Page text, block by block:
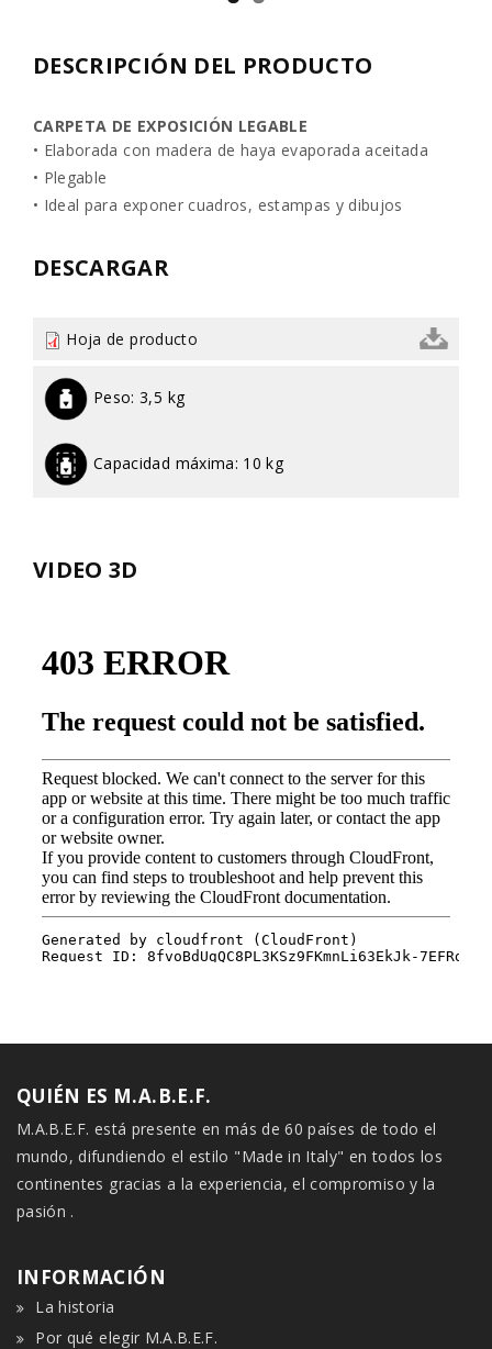
DESCRIPCIÓN DEL PRODUCTO
CARPETA DE EXPOSICIÓN LEGABLE
• Elaborada con madera de haya evaporada aceitada
• Plegable
• Ideal para exponer cuadros, estampas y dibujos
DESCARGAR
Hoja de producto
Peso:3,5 kg
Capacidad máxima: 10 kg
VIDEO 3D
QUIÉN ES M.A.B.E.F.
M.A.B.E.F. está presente en más de 60 países de todo el
mundo, difundiendo el estilo "Made in Italy" en todos los
continentes gracias a la experiencia, el compromiso y la
pasión .
INFORMACIÓN
La historia
Por qué elegir M.A.B.E.F.